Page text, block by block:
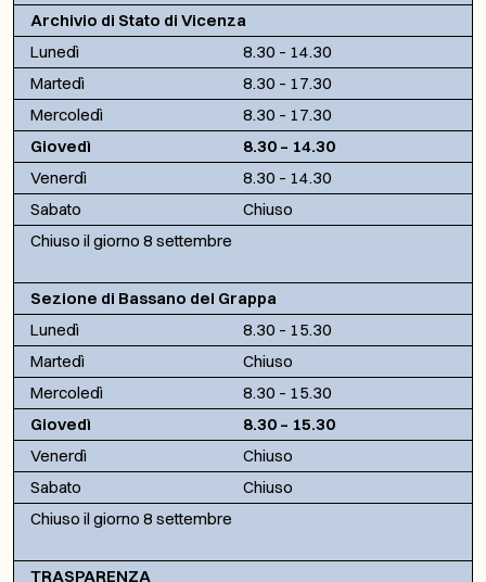
Archivio di Stato di Vicenza
Lunedì
8.30 – 14.30
Martedì
8.30 – 17.30
Mercoledì
8.30 – 17.30
Giovedì
8.30 – 14.30
Venerdì
8.30 – 14.30
Sabato
Chiuso
Chiuso il giorno 8 settembre
Sezione di Bassano del Grappa
Lunedì
8.30 – 15.30
Martedì
Chiuso
Mercoledì
8.30 – 15.30
Giovedì
8.30 – 15.30
Venerdì
Chiuso
Sabato
Chiuso
Chiuso il giorno 8 settembre
TRASPARENZA